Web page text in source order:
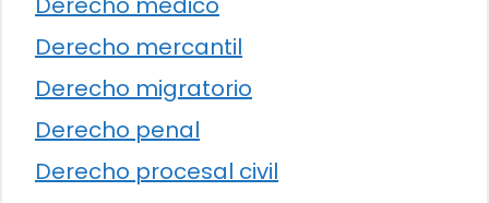
Derecho mercantil
Derecho migratorio
Derecho penal
Derecho procesal civil